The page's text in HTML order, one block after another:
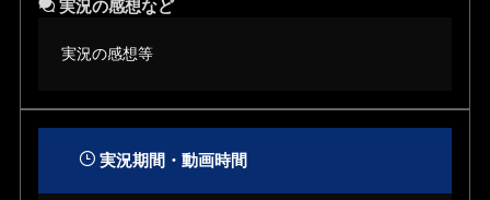
実況の感想など
実況の感想等
実況期間・動画時間